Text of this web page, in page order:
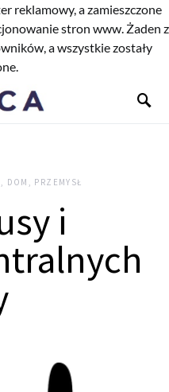
reklamowy, a zamieszczone
stron www. Żaden z
a wszystkie zostały
DOM, PRZEMYSŁ
i